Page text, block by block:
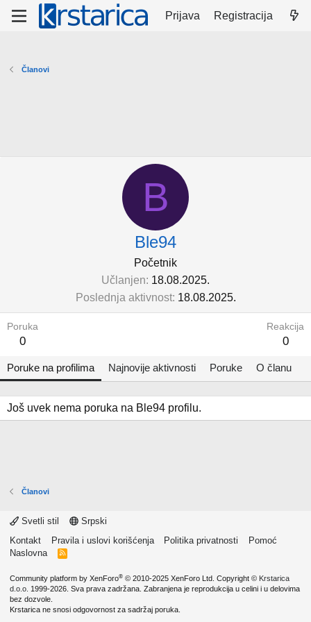
Prijava Registracija
Članovi
B
Ble94
Početnik
Učlanjen 18.08.2025.
Poslednja aktivnost 18.08.2025.
Poruka
0
Reakcija
0
Poruke na profilima Najnovije aktivnosti Poruke O članu
Još uvek nema poruka na Ble94 profilu.
Članovi
Svetli stil
Srpski
Kontakt
Pravila i uslovi korišćenja Politika privatnosti
Pomoć
Naslovna
R
Community platform by XenForo® © 2010-2025 XenForo Ltd. Copyright © Krstarica
d.o.o. 1999-2026. Sva prava zadržana. Zabranjena je reprodukcija u celini i u delovima
bez dozvole.
Krstarica ne snosi odgovornost za sadržaj poruka.